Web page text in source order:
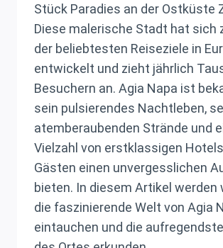
Stück Paradies an der Ostküste
Diese malerische Stadt hat sich
der beliebtesten Reiseziele in
entwickelt und zieht jährlich
Besuchern an. Agia Napa ist
sein pulsierendes Nachtleben,
atemberaubenden Strände und
Vielzahl von erstklassigen
Gästen einen unvergesslichen
bieten. In diesem Artikel werden
die faszinierende Welt von Agia
eintauchen und die